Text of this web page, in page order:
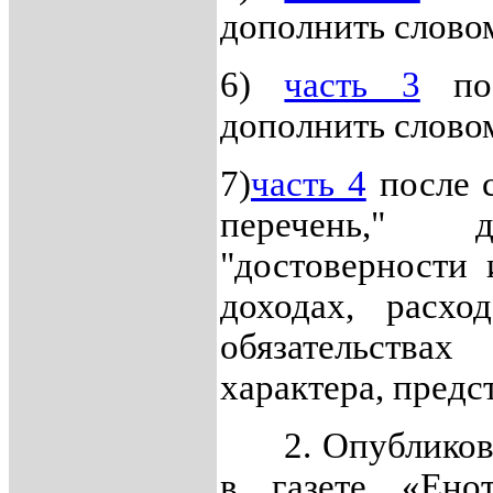
дополнить
6)часть 3
дополнить
7)часть 4 после
перечень,"
доходах,
характера,
2.